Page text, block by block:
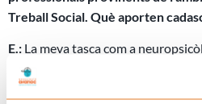
Treball Social. Què aporten
E.: La meva tasca com a
rendiment de les capacitats
que es troben conservades com